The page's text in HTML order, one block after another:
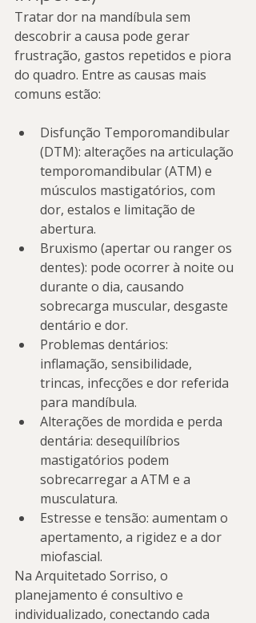
Tratar dor na mandíbula sem
descobrir a causa pode gerar
frustração, gastos repetidos e piora
do quadro. Entre as causas mais
comuns estão:
Disfunção Temporomandibular
(DTM): alterações na articulação
temporomandibular (ATM) e
músculos mastigatórios, com
dor, estalos e limitação de
abertura.
Bruxismo (apertar ou ranger os
dentes): pode ocorrer à noite ou
durante o dia, causando
sobrecarga muscular, desgaste
dentário e dor.
Problemas dentários:
inflamação, sensibilidade,
trincas, infecções e dor referida
para mandíbula.
Alterações de mordida e perda
dentária: desequilíbrios
mastigatórios podem
sobrecarregar a ATM e a
musculatura.
Estresse e tensão: aumentam o
apertamento, a rigidez e a dor
miofascial.
Na Arquitetado Sorriso, o
planejamento é consultivo e
individualizado, conectando cada